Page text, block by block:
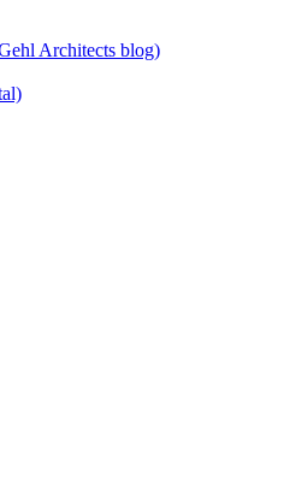
Architects blog)